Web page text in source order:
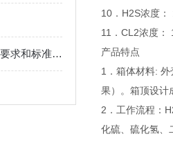
冰水冲击试验箱的环保要求和标准及达到方法指南
10．H2S浓度：
11．CL2浓度
产品特点
1．箱体材料:
果）。箱顶设计
2．工作流程：
化硫、硫化氢、